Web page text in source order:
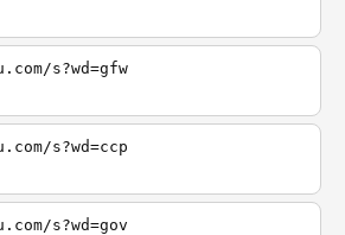
s?wd=gfw
s?wd=ccp
s?wd=gov